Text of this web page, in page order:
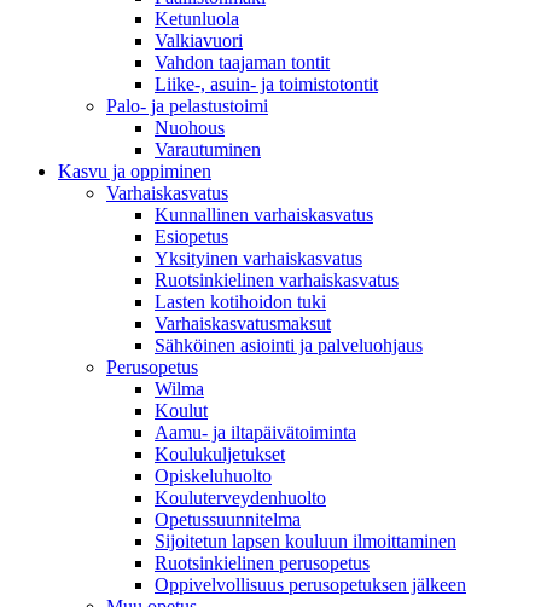
Ketunluola
Valkiavuori
Vahdon taajaman tontit
Liike-, asuin- ja toimistotontit
Palo- ja pelastustoimi
Nuohous
Varautuminen
Kasvu ja oppiminen
Varhaiskasvatus
Kunnallinen varhaiskasvatus
Esiopetus
Yksityinen varhaiskasvatus
Ruotsinkielinen varhaiskasvatus
Lasten kotihoidon tuki
Varhaiskasvatusmaksut
Sähköinen asiointi ja palveluohjaus
Perusopetus
Wilma
Koulut
Aamu- ja iltapäivätoiminta
Koulukuljetukset
Opiskeluhuolto
Kouluterveydenhuolto
Opetussuunnitelma
Sijoitetun lapsen kouluun ilmoittaminen
Ruotsinkielinen perusopetus
Oppivelvollisuus perusopetuksen jälkeen